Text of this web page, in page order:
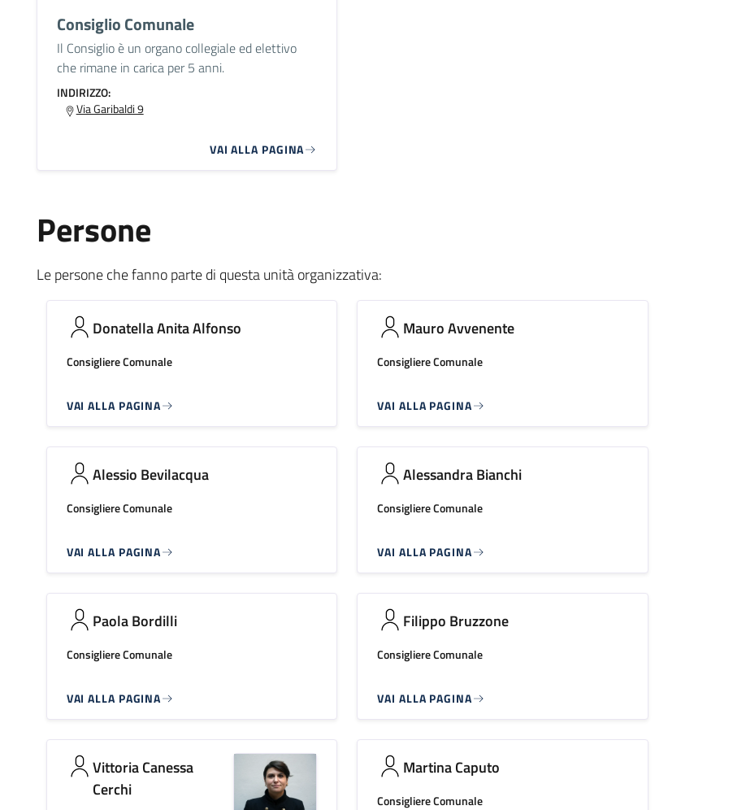
Consiglio Comunale
Il Consiglio è un organo collegiale ed elettivo
che rimane in carica per 5 anni.
INDIRIZZO:
Via Garibaldi 9
VAI ALLA PAGINA
Persone
Le persone che fanno parte di questa unità organizzativa:
Donatella Anita Alfonso
Consigliere Comunale
VAI ALLA PAGINA
Mauro Avvenente
Consigliere Comunale
VAI ALLA PAGINA
Alessio Bevilacqua
Consigliere Comunale
VAI ALLA PAGINA
Alessandra Bianchi
Consigliere Comunale
VAI ALLA PAGINA
Paola Bordilli
Consigliere Comunale
VAI ALLA PAGINA
Filippo Bruzzone
Consigliere Comunale
VAI ALLA PAGINA
Vittoria Canessa
Cerchi
Martina Caputo
Consigliere Comunale